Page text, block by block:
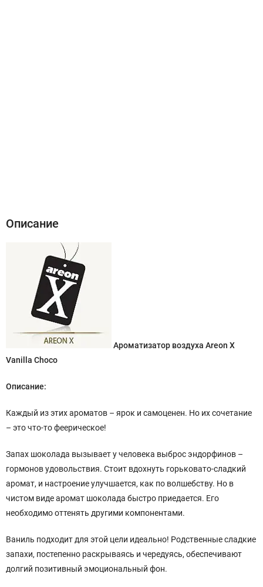
Описание
Ароматизатор воздуха Areon X
Vanilla Choco
Описание:
Каждый из этих ароматов – ярок и самоценен. Но их сочетание
– это что-то феерическое!
Запах шоколада вызывает у человека выброс эндорфинов –
гормонов удовольствия. Стоит вдохнуть горьковато-сладкий
аромат, и настроение улучшается, как по волшебству. Но в
чистом виде аромат шоколада быстро приедается. Его
необходимо оттенять другими компонентами.
Ваниль подходит для этой цели идеально! Родственные сладкие
запахи, постепенно раскрываясь и чередуясь, обеспечивают
долгий позитивный эмоциональный фон.